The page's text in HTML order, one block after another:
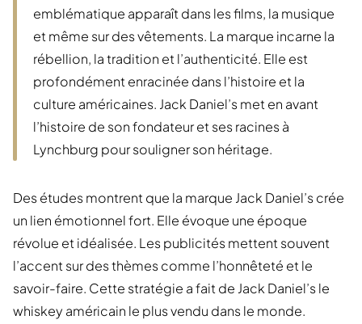
emblématique apparaît dans les films, la musique
et même sur des vêtements. La marque incarne la
rébellion, la tradition et l’authenticité. Elle est
profondément enracinée dans l’histoire et la
culture américaines. Jack Daniel’s met en avant
l’histoire de son fondateur et ses racines à
Lynchburg pour souligner son héritage.
Des études montrent que la marque Jack Daniel’s crée
un lien émotionnel fort. Elle évoque une époque
révolue et idéalisée. Les publicités mettent souvent
l’accent sur des thèmes comme l’honnêteté et le
savoir-faire. Cette stratégie a fait de Jack Daniel’s le
whiskey américain le plus vendu dans le monde.